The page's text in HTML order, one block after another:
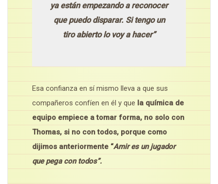
ya están empezando a reconocer
que puedo disparar. Si tengo un
tiro abierto lo voy a hacer”
Esa confianza en sí mismo lleva a que sus
compañeros confíen en él y que la química de
equipo empiece a tomar forma, no solo con
Thomas, si no con todos, porque como
dijimos anteriormente “Amir es un jugador
que pega con todos”.